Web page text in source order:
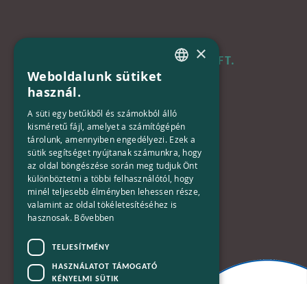
B+N MAGYARORSZÁG KFT.
Váci út 116-118.
TOWER 1,
15. emelet
Telefon:
+36-30-670-8752
kapcsolat@bplusn.hu
×
Weboldalunk sütiket
használ.
A süti egy betűkből és számokból álló
kisméretű fájl, amelyet a számítógépén
tárolunk, amennyiben engedélyezi. Ezek a
sütik segítséget nyújtanak számunkra, hogy
az oldal böngészése során meg tudjuk Önt
különböztetni a többi felhasználótól, hogy
minél teljesebb élményben lehessen része,
valamint az oldal tökéletesítéséhez is
hasznosak. Bővebben
TELJESÍTMÉNY
HASZNÁLATOT TÁMOGATÓ
KÉNYELMI SÜTIK